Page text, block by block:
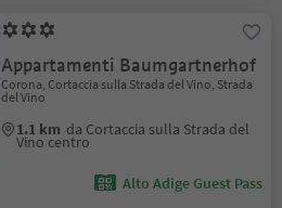
Appartamenti Baumgartnerhof
Corona, Cortaccia sulla Strada del Vino, Strada
del Vino
1.1 km da Cortaccia sulla Strada del
Vino centro
Alto Adige Guest Pass